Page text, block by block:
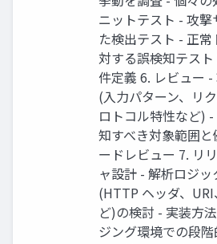
ニットテスト - 攻
た検出テスト - 正
対する誤検知テス
件定義 6. レビュー
(入力パターン、リ
ロトコル特性など)
知すべき対象範囲
ードレビュー 7. リ
ャ設計 - 解析ロジ
(HTTP ヘッダ、
ど)の検討 - 実装方
ジング環境での段